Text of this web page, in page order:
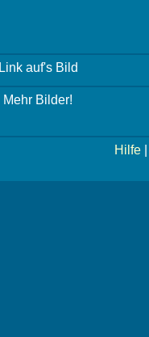
Link auf's Bild
Mehr Bilder!
Hilfe